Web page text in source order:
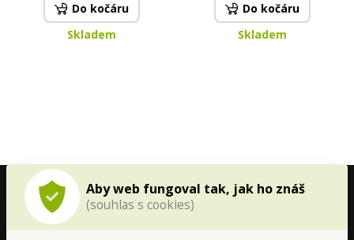
Aby web fungoval tak, jak ho znáš
(souhlas s cookies)
Do kočáru
Skladem
Do kočáru
Skladem